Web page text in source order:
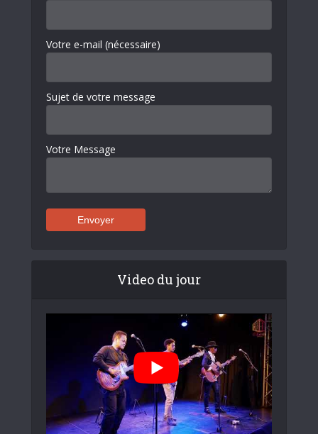
Votre e-mail (nécessaire)
Sujet de votre message
Votre Message
Video du jour